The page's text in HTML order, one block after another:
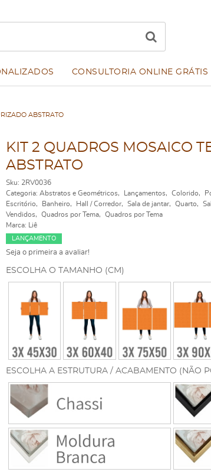
CONSULTORIA ONLINE GRÁTIS
ABSTRATO
KIT 2 QUADROS MOSAICO
ABSTRATO
Sku: 2RV0036
Categoria: Abstratos e Geométricos Lançamentos Colorido
Escritório
Banheiro Hall / Corredor Sala de jantar Quarto
Vendidos
Quadros por Tema
Quadros por Tema
Marca:
Liê
LANÇAMENTO
Seja o primeira a avaliar!
ESCOLHA A ESTRUTURA / ACABAMENTO (NÃO
ESCOLHA O TAMANHO (CM)